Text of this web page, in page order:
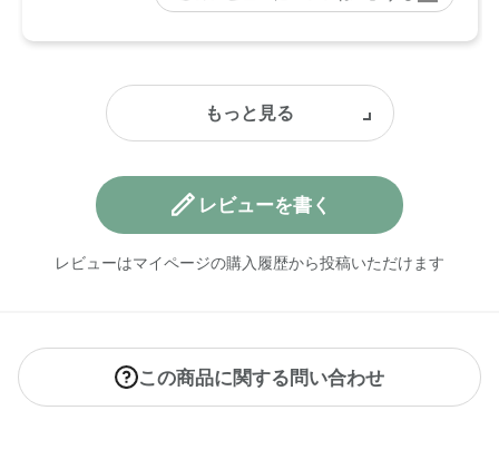
レビューを書く
レビューはマイページの購入履歴から投稿いただけます
この商品に関する問い合わせ